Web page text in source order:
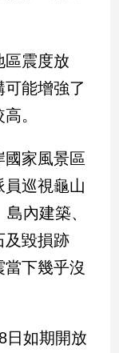
區震度放
能增強了
。
國家風景區
巡視龜山
內建築、
及毀損跡
下幾乎沒
日如期開放